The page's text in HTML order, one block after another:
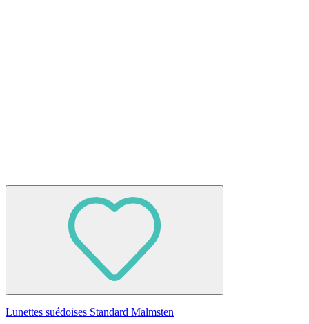
Lunettes suédoises Standard Malmsten